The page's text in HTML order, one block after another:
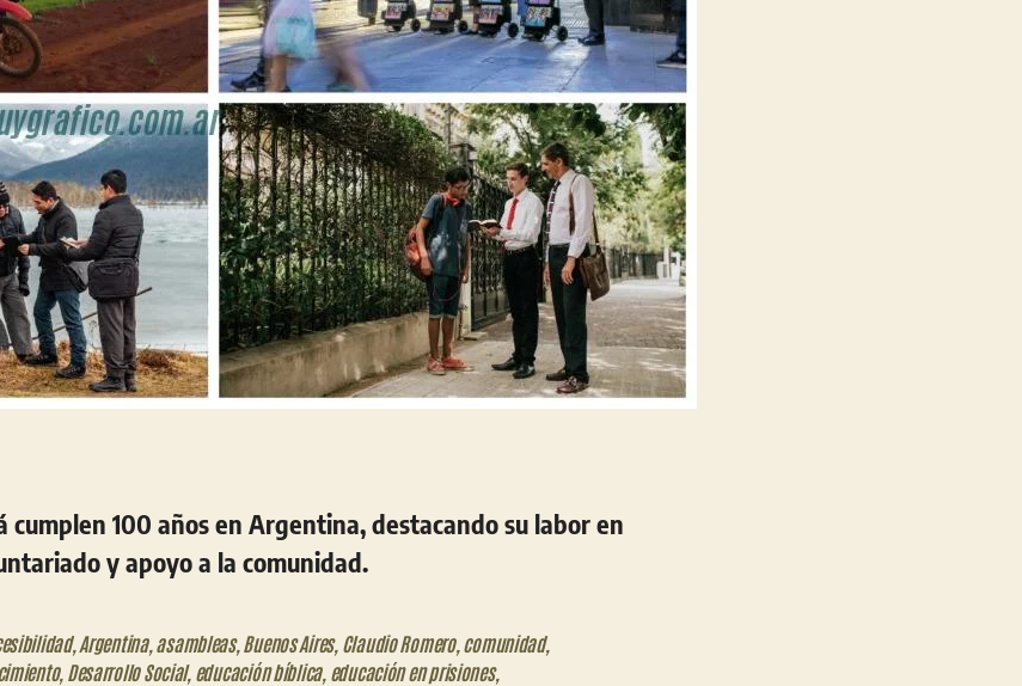
cumplen 100 años en Argentina, destacando su labor en
y apoyo a la comunidad.
, Argentina, asambleas, Buenos Aires, Claudio Romero, comunidad,
, Desarrollo Social, educación bíblica, educación en prisiones,